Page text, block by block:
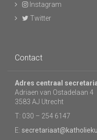
Instagram
Twitter
Contact
Adres centraal
Adriaen van Ostadelaan 4
3583 AJ Utrecht
T: 030 – 254 6147
E: